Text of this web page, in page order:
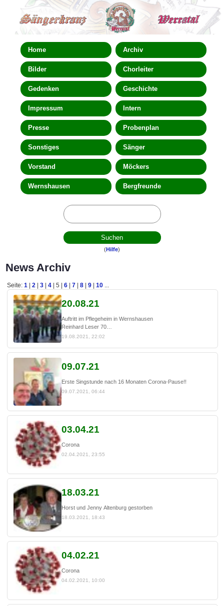
Home Archiv
Bilder Chorleiter
Gedenken Geschichte
Impressum Intern
Presse Probenplan
Sonstiges Sänger
Vorstand Möckers
Wernshausen Bergfreunde
(Hilfe)
News Archiv
Seite: 1 | 2 | 3 | 4 | 5 | 6 | 7 | 8 | 9 | 10
20.08.21
Auftritt im Pflegeheim in Wernshausen
Reinhard Leser 70
Norbert Kehr 70
19.08.2021, 22:02
09.07.21
Erste Singstunde nach 16 Monaten Corona-Pause!!
09.07.2021, 06:44
03.04.21
Corona
02.04.2021, 23:55
18.03.21
Horst und Jenny Altenburg gestorben
18.03.2021, 18:43
04.02.21
Corona
04.02.2021, 10:00